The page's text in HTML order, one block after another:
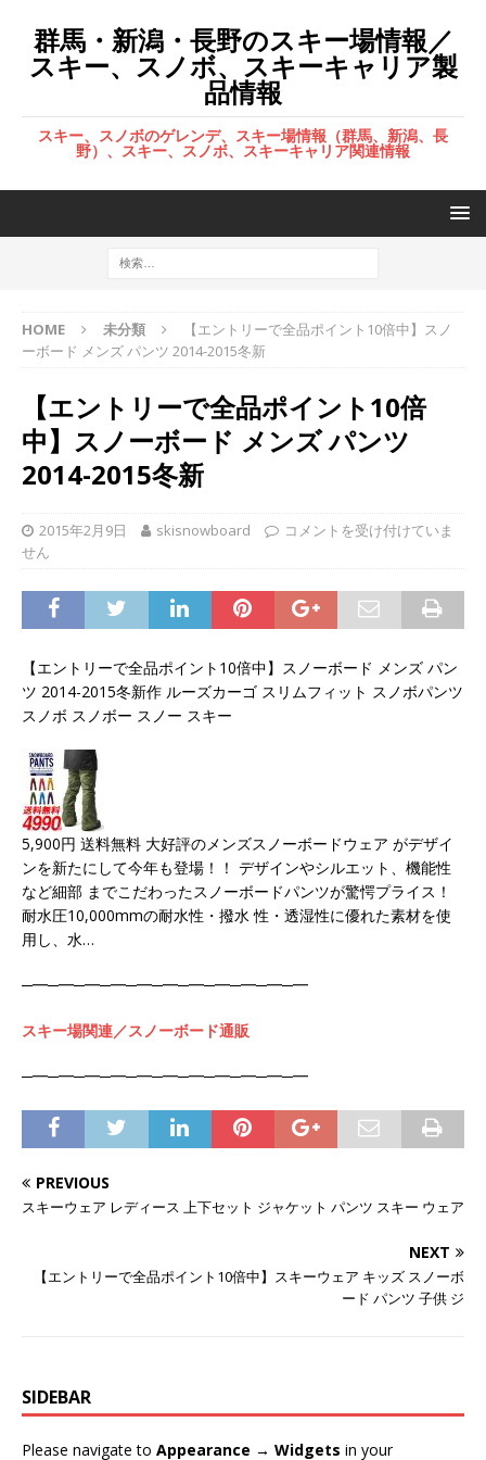
群馬・新潟・長野のスキー場情報／
スキー、スノボ、スキーキャリア製
品情報
スキー、スノボのゲレンデ、スキー場情報（群馬、新潟、長
野）、スキー、スノボ、スキーキャリア関連情報
HOME 未分類
【エントリーで全品ポイント10倍中】スノ
ーボード メンズ パンツ 2014-2015冬新
【エントリーで全品ポイント10倍
中】スノーボード メンズ パンツ
2014-2015冬新
2015年2月9日 skisnowboard
コメントを受け付けていま
せん
【エントリーで全品ポイント10倍中】スノーボード メンズ パン
ツ 2014-2015冬新作 ルーズカーゴ スリムフィット スノボパンツ
スノボ スノボー スノー スキー
5,900円 送料無料 大好評のメンズスノーボードウェア がデザイ
ンを新たにして今年も登場！！ デザインやシルエット、機能性
など細部 までこだわったスノーボードパンツが驚愕プライス！
耐水圧10,000mmの耐水性・撥水 性・透湿性に優れた素材を使
用し、水…
─━─━─━─━─━─━─━─━─━─━─━
スキー場関連／スノーボード通販
─━─━─━─━─━─━─━─━─━─━─━
PREVIOUS
スキーウェア レディース 上下セット ジャケット パンツ スキー ウェア
NEXT
【エントリーで全品ポイント10倍中】スキーウェア キッズ スノーボ
ード パンツ 子供 ジ
SIDEBAR
Please navigate to Appearance → Widgets in your